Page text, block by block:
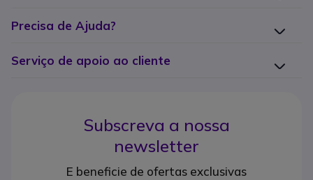
Precisa de Ajuda?
Serviço de apoio ao cliente
Subscreva a nossa
newsletter
E beneficie de ofertas exclusivas